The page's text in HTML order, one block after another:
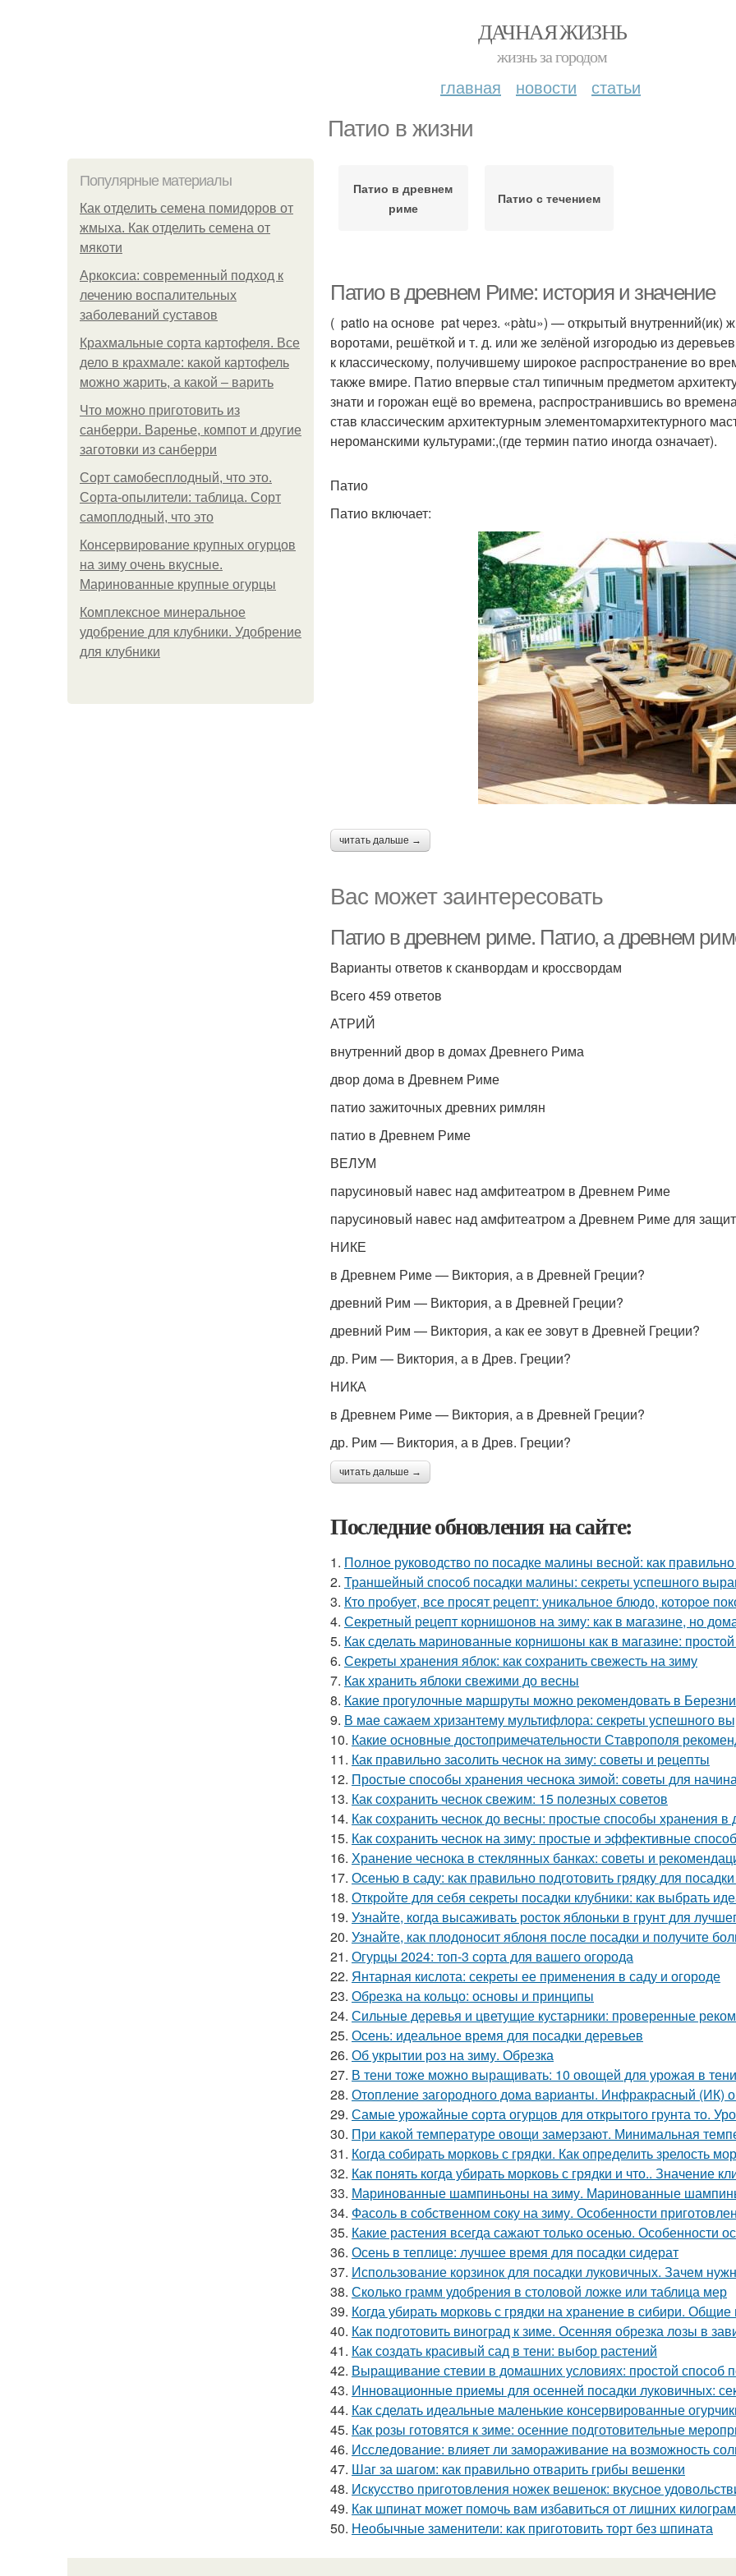
ДАЧНАЯ ЖИЗНЬ
жизнь за городом
главная новости статьи
Патио в жизни
Популярные материалы
Как отделить семена помидоров от
жмыха. Как отделить семена от
мякоти
Аркоксиа: современный подход к
лечению воспалительных
заболеваний суставов
Крахмальные сорта картофеля. Все
дело в крахмале: какой картофель
можно жарить, а какой – варить
Что можно приготовить из
санберри. Варенье, компот и другие
заготовки из санберри
Сорт самобесплодный, что это.
Сорта-опылители: таблица. Сорт
самоплодный, что это
Консервирование крупных огурцов
на зиму очень вкусные.
Маринованные крупные огурцы
Комплексное минеральное
удобрение для клубники. Удобрение
для клубники
Патио в древнем
риме
Патио с течением
Патио в древнем Риме: история и значение
( patio на основе pat через. «pàtu») — открытый внутренний(ик)
воротами, решёткой и т. д. или же зелёной изгородью из
к классическому, получившему широкое распространение во
также вмире. Патио впервые стал типичным предметом
знати и горожан ещё во времена, распространившись во
став классическим архитектурным элементомархитектурного
нероманскими культурами:,(где термин патио иногда означает).
Патио
Патио включает:
читать дальше →
Вас может заинтересовать
Патио в древнем риме. Патио, а древнем
Варианты ответов к сканвордам и кроссвордам
Всего 459 ответов
АТРИЙ
внутренний двор в домах Древнего Рима
двор дома в Древнем Риме
патио зажиточных древних римлян
патио в Древнем Риме
ВЕЛУМ
парусиновый навес над амфитеатром в Древнем Риме
парусиновый навес над амфитеатром а Древнем Риме для
НИКЕ
в Древнем Риме — Виктория, а в Древней Греции?
древний Рим — Виктория, а в Древней Греции?
древний Рим — Виктория, а как ее зовут в Древней Греции?
др. Рим — Виктория, а в Древ. Греции?
НИКА
в Древнем Риме — Виктория, а в Древней Греции?
др. Рим — Виктория, а в Древ. Греции?
читать дальше →
Последние обновления на сайте:
1. Полное руководство по посадке малины весной: как
2. Траншейный способ посадки малины: секреты успешного
3. Кто пробует, все просят рецепт: уникальное блюдо, которое
4. Секретный рецепт корнишонов на зиму: как в магазине, но
5. Как сделать маринованные корнишоны как в магазине:
6. Секреты хранения яблок: как сохранить свежесть на зиму
7. Как хранить яблоки свежими до весны
8. Какие прогулочные маршруты можно рекомендовать в
9. В мае сажаем хризантему мультифлора: секреты успешного
10. Какие основные достопримечательности Ставрополя
11. Как правильно засолить чеснок на зиму: советы и рецепты
12. Простые способы хранения чеснока зимой: советы для
13. Как сохранить чеснок свежим: 15 полезных советов
14. Как сохранить чеснок до весны: простые способы хранения
15. Как сохранить чеснок на зиму: простые и эффективные
16. Хранение чеснока в стеклянных банках: советы и
17. Осенью в саду: как правильно подготовить грядку для
18. Откройте для себя секреты посадки клубники: как выбрать
19. Узнайте, когда высаживать росток яблоньки в грунт для
20. Узнайте, как плодоносит яблоня после посадки и получите
21. Огурцы 2024: топ-3 сорта для вашего огорода
22. Янтарная кислота: секреты ее применения в саду и огороде
23. Обрезка на кольцо: основы и принципы
24. Сильные деревья и цветущие кустарники: проверенные
25. Осень: идеальное время для посадки деревьев
26. Об укрытии роз на зиму. Обрезка
27. В тени тоже можно выращивать: 10 овощей для урожая в тени
28. Отопление загородного дома варианты. Инфракрасный (ИК)
29. Самые урожайные сорта огурцов для открытого грунта то.
30. При какой температуре овощи замерзают. Минимальная
31. Когда собирать морковь с грядки. Как определить зрелость
32. Как понять когда убирать морковь с грядки и что.. Значение
33. Маринованные шампиньоны на зиму. Маринованные
34. Фасоль в собственном соку на зиму. Особенности
35. Какие растения всегда сажают только осенью. Особенности
36. Осень в теплице: лучшее время для посадки сидерат
37. Использование корзинок для посадки луковичных. Зачем
38. Сколько грамм удобрения в столовой ложке или таблица мер
39. Когда убирать морковь с грядки на хранение в сибири.
40. Как подготовить виноград к зиме. Осенняя обрезка лозы в
41. Как создать красивый сад в тени: выбор растений
42. Выращивание стевии в домашних условиях: простой способ
43. Инновационные приемы для осенней посадки луковичных:
44. Как сделать идеальные маленькие консервированные
45. Как розы готовятся к зиме: осенние подготовительные
46. Исследование: влияет ли замораживание на возможность
47. Шаг за шагом: как правильно отварить грибы вешенки
48. Искусство приготовления ножек вешенок: вкусное
49. Как шпинат может помочь вам избавиться от лишних
50. Необычные заменители: как приготовить торт без шпината